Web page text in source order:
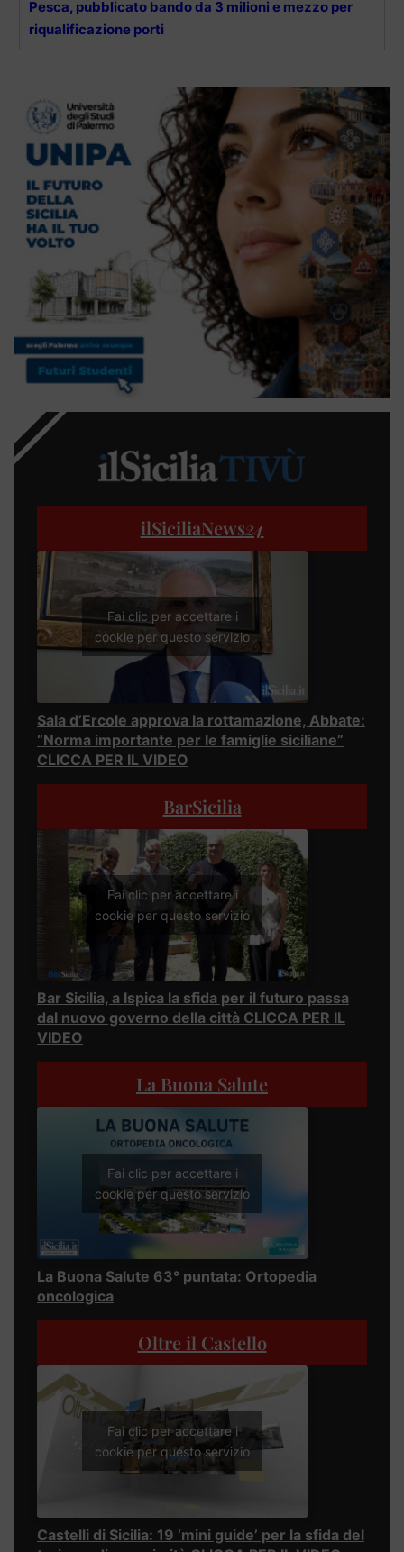
Pesca, pubblicato bando da 3 milioni e mezzo per
riqualificazione porti
ilSiciliaNews24
Fai clic per accettare i
cookie per questo servizio
Sala d’Ercole approva la rottamazione, Abbate:
“Norma importante per le famiglie siciliane”
CLICCA PER IL VIDEO
BarSicilia
Fai clic per accettare i
cookie per questo servizio
Bar Sicilia, a Ispica la sfida per il futuro passa
dal nuovo governo della città CLICCA PER IL
VIDEO
La Buona Salute
Fai clic per accettare i
cookie per questo servizio
La Buona Salute 63° puntata: Ortopedia
oncologica
Oltre il Castello
Fai clic per accettare i
cookie per questo servizio
Castelli di Sicilia: 19 ‘mini guide’ per la sfida del